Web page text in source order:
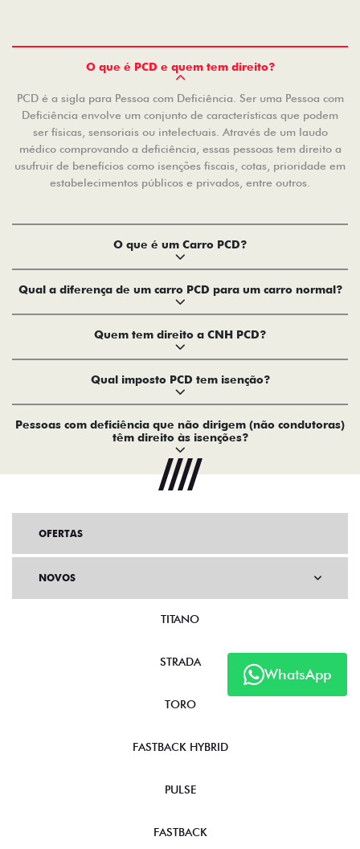
O que é PCD e quem tem direito?
PCD é a sigla para Pessoa com Deficiência. Ser uma Pessoa com
Deficiência envolve um conjunto de características que podem
ser físicas, sensoriais ou intelectuais. Através de um laudo
médico comprovando a deficiência, essas pessoas tem direito a
usufruir de benefícios como isenções fiscais, cotas, prioridade em
estabelecimentos públicos e privados, entre outros.
O que é um Carro PCD?
Qual a diferença de um carro PCD para um carro normal?
Quem tem direito a CNH PCD?
Qual imposto PCD tem isenção?
Pessoas com deficiência que não dirigem (não condutoras)
têm direito às isenções?
WhatsApp
OFERTAS
NOVOS
TITANO
STRADA
TORO
FASTBACK HYBRID
PULSE
FASTBACK